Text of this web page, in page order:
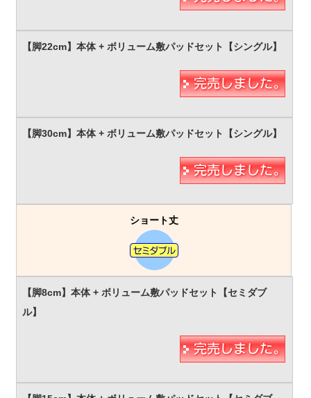
ショート丈